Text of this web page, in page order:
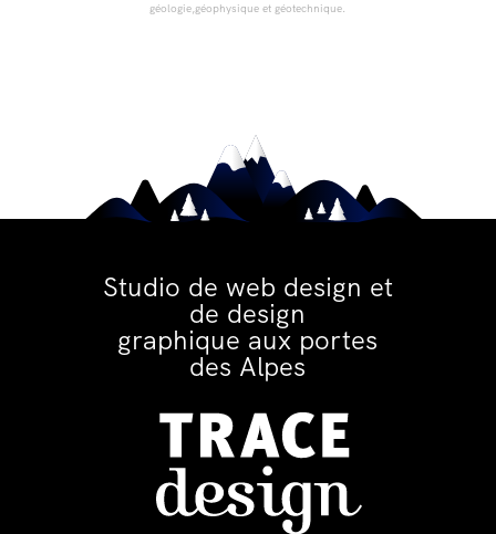
géologie,géophysique et géotechnique.
Studio de web design et
de design
graphique aux portes
des Alpes